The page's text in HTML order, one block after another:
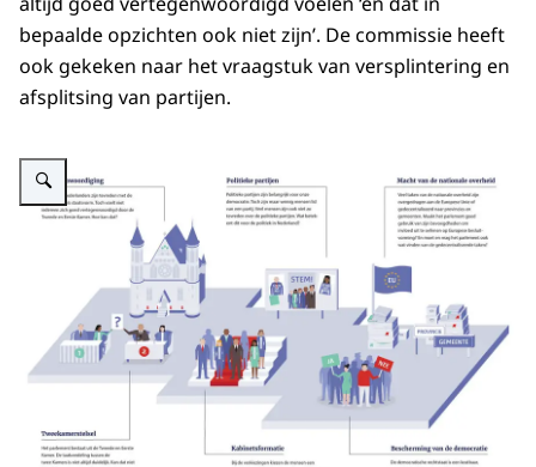
bepaalde opzichten ook niet zijn’. De commissie heeft
ook gekeken naar het vraagstuk van versplintering en
afsplitsing van partijen.
Vergroot afbeelding Illustratie tussenrapportage Remkes